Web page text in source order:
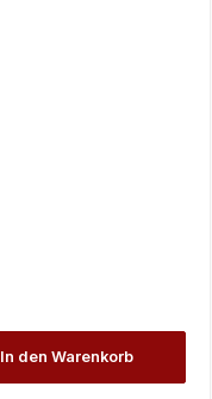
In den Warenkorb